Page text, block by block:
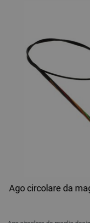
Ago circolare da